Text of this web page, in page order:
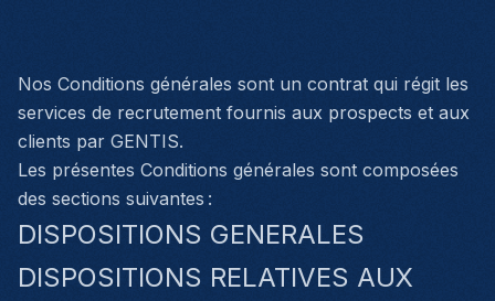
Nos Conditions générales sont un contrat qui régit les
services de recrutement fournis aux prospects et aux
clients par GENTIS.
Les présentes Conditions générales sont composées
des sections suivantes :
DISPOSITIONS GENERALES
DISPOSITIONS RELATIVES AUX